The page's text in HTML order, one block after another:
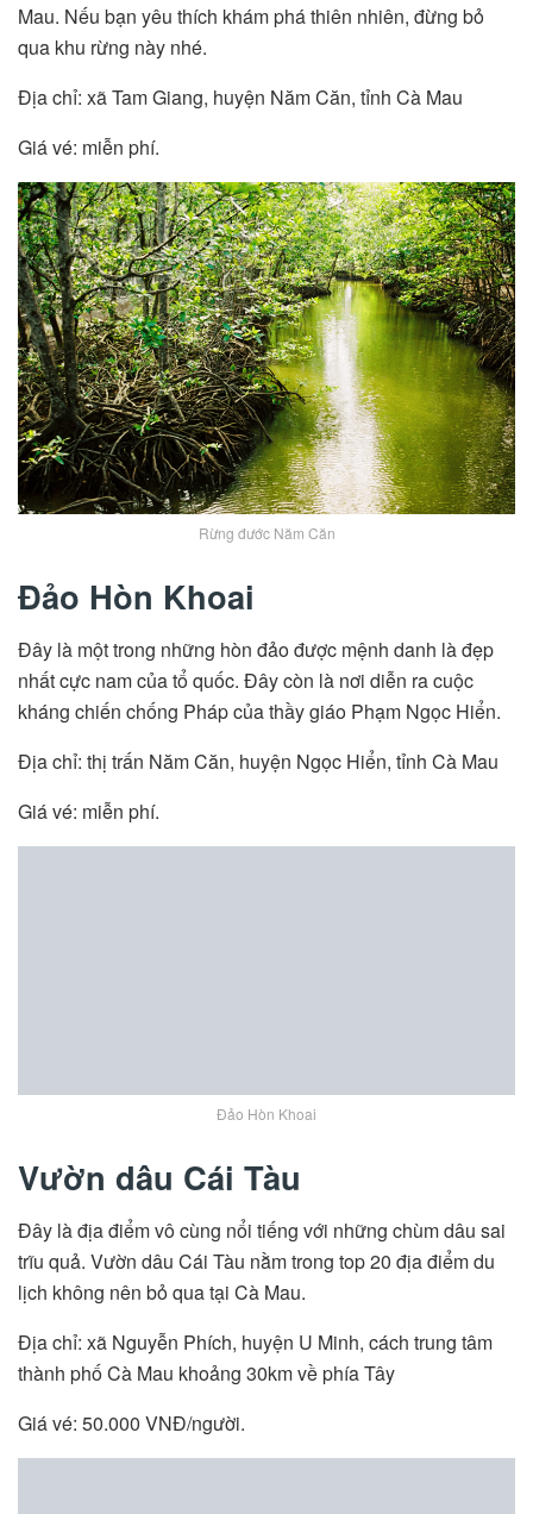
Mau. Nếu bạn yêu thích khám phá thiên nhiên, đừng bỏ
qua khu rừng này nhé.
Địa chỉ: xã Tam Giang, huyện Năm Căn, tỉnh Cà Mau
Giá vé: miễn phí.
Rừng đước Năm Căn
Đảo Hòn Khoai
Đây là một trong những hòn đảo được mệnh danh là đẹp
nhất cực nam của tổ quốc. Đây còn là nơi diễn ra cuộc
kháng chiến chống Pháp của thầy giáo Phạm Ngọc Hiển.
Địa chỉ: thị trấn Năm Căn, huyện Ngọc Hiển, tỉnh Cà Mau
Giá vé: miễn phí.
Đảo Hòn Khoai
Vườn dâu Cái Tàu
Đây là địa điểm vô cùng nổi tiếng với những chùm dâu sai
trĩu quả. Vườn dâu Cái Tàu nằm trong top 20 địa điểm du
lịch không nên bỏ qua tại Cà Mau.
Địa chỉ: xã Nguyễn Phích, huyện U Minh, cách trung tâm
thành phố Cà Mau khoảng 30km về phía Tây
Giá vé: 50.000 VNĐ/người.